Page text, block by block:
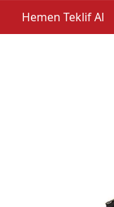
Hemen Teklif Al